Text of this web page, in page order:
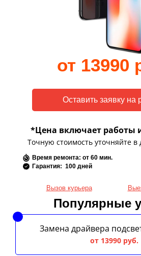
от 13990
*Цена включает работы
Точную стоимость уточняйте
Время ремонта: от 60 мин.
Гарантия: 100 дней
Вызов курьера
Популярные
Замена драйвера
от 13990 руб.